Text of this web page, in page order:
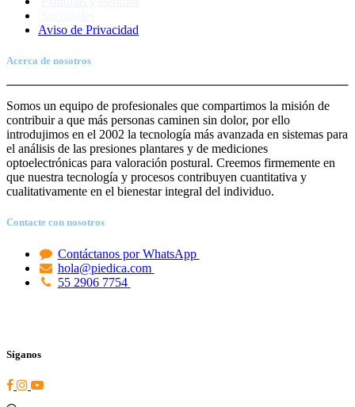
Aviso de Privacidad
Acerca de nosotros
Somos un equipo de profesionales que compartimos la misión de
contribuir a que más personas caminen sin dolor, por ello
introdujimos en el 2002 la tecnología más avanzada en sistemas para
el análisis de las presiones plantares y de mediciones
optoelectrónicas para valoración postural. Creemos firmemente en
que nuestra tecnología y procesos contribuyen cuantitativa y
cualitativamente en el bienestar integral del individuo.
Contacte con nosotros
Contáctanos por WhatsApp
hola@piedica.com
55 2906 7754
Síganos